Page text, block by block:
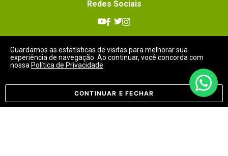
Redes Sociais
Meios de Pagamentos
Guardamos as estatísticas de visitas para melhorar sua
experiência de navegação. Ao continuar, você concorda com
nossa Política de Privacidade
CONTINUAR E FECHAR